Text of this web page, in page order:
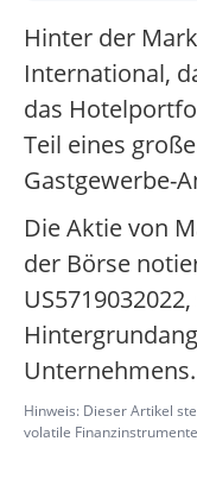
Hinter der
International,
das
Teil eines
Gastgewerbe-
Die Aktie von
der Börse
Unternehmens.
Hinweis: Dieser Artikel
volatile